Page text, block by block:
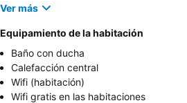
Ver más
Equipamiento de la habitación
Baño con ducha
Calefacción central
Wifi (habitación)
Wifi gratis en las habitaciones